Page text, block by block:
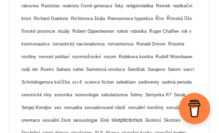
rakovina Rastislav reaktory čtvrté generace řeky religionistika Remek replikační
krize Richard Dawkins Richterova škála Riemannova hypotéza Řím Římská říše
římské provincie rituály Robert Oppenheimer roboti robotika Roger Chaffee rok v
kosmonautice romantický nacionalismus romantismus Ronald Drever Rosetta
rostliny rovnost pohlaví rozmnožování rozum Rubikova kostka Rudolf Mössbauer
rudý obr Rusko Sahara sahel Sametová revoluce Sandžak Sarajevo Saturn savci
Schrödingerova kočička sci-fi science fiction sebeklam sedimenty sedmá perioda
seismické vlny seismika seismologie sekularismus šelmy Semjorka R7 Senát
Sergej Koroljov sex sexualita sexualizované násilí sexuální menšiny sexuální
orientace sexuální život sexuologie šíité skepticismus školství Skotsko